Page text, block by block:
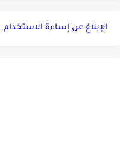
الإبلاغ عن إساءة الاستخدام